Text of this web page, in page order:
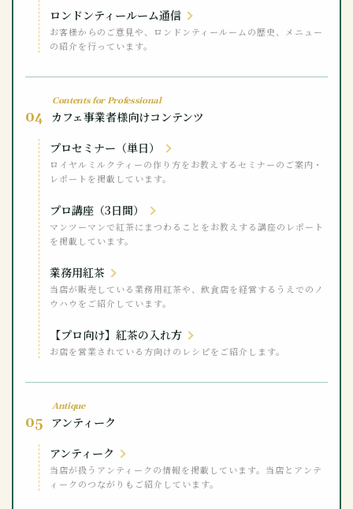
ロンドンティールーム通信
お客様からのご意見や、ロンドンティールームの歴史、メニュー
の紹介を行っています。
Contents for Professional
04 カフェ事業者様向けコンテンツ
プロセミナー（単日）
ロイヤルミルクティーの作り方をお教えするセミナーのご案内・
レポートを掲載しています。
プロ講座（3日間）
マンツーマンで紅茶にまつわることをお教えする講座のレポート
を掲載しています。
業務用紅茶
当店が販売している業務用紅茶や、飲食店を経営するうえでのノ
ウハウをご紹介しています。
【プロ向け】紅茶の入れ方
お店を営業されている方向けのレシピをご紹介します。
Antique
05
アンティーク
アンティーク
当店が扱うアンティークの情報を掲載しています。当店とアンテ
ィークのつながりもご紹介しています。